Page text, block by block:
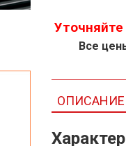
Все
ОПИСАНИЕ